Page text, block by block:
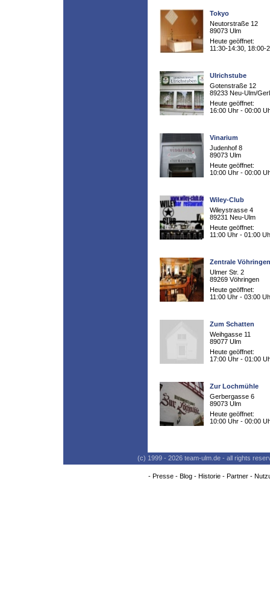
Tokyo
Neutorstraße 12
89073 Ulm
Heute geöffnet:
11:30-14:30, 18:00-
Ulrichstube
Gotenstraße 12
89233 Neu-Ulm/
Heute geöffnet:
16:00 Uhr - 00:00
Vinarium
Judenhof 8
89073 Ulm
Heute geöffnet:
10:00 Uhr - 00:00
Wiley-Club
Wileystrasse 4
89231 Neu-Ulm
Heute geöffnet:
11:00 Uhr - 01:00
Zentrale Vöhringen
Ulmer Str. 2
89269 Vöhringen
Heute geöffnet:
11:00 Uhr - 03:00
Zum Schatten
Weihgasse 11
89077 Ulm
Heute geöffnet:
17:00 Uhr - 01:00
Zur Lochmühle
Gerbergasse 6
89073 Ulm
Heute geöffnet:
10:00 Uhr - 00:00
(c) 1999 - 2026 team-ulm.de - all rights
- Presse- Blog- Historie- Partner-